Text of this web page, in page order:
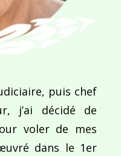
puis chef
j’ai décidé de
voler de mes
dans le 1er